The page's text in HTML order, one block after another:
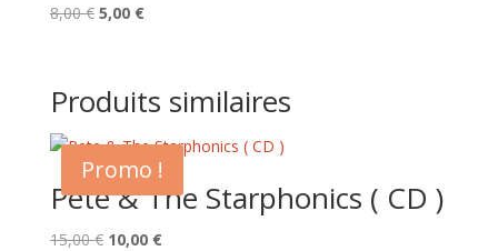
8,00€ Le
était :
8,00 €.
5,00 €Le
est :
5,00 €.
Produits similaires
Promo !
Pete & The Starphonics ( CD )
15,00€ Le
10,00 €Le